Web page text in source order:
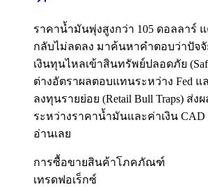
ราคาน้ำมันพุ่งสูงกว่า 105 ดอลลาร์ แ
กลับไม่ลดลง มาค้นหาคำตอบว่าปัจจั
เงินทุนไหลเข้าสินทรัพย์ปลอดภัย
ต่างอัตราผลตอบแทนระหว่าง Fed แ
ลงทุนรายย่อย (Retail Bull Traps) ส่
ระหว่างราคาน้ำมันและค่าเงิน
อ่านเลย
การซื้อขายสินค้าโภคภัณฑ์
เทรดฟอเร็กซ์